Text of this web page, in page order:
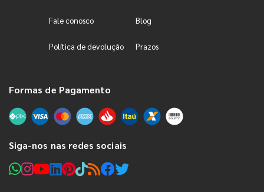
Fale conosco Blog
Política de devolução Prazos
Formas de Pagamento
Siga-nos nas redes sociais